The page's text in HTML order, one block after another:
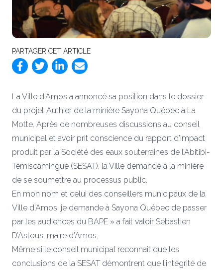
PARTAGER CET ARTICLE
La Ville d’Amos a annoncé sa position dans le dossier
du projet Authier de la minière Sayona Québec à La
Motte. Après de nombreuses discussions au conseil
municipal et avoir prit conscience du rapport d’impact
produit par la Société des eaux souterraines de l’Abitibi-
Témiscamingue (SESAT), la Ville demande à la minière
de se soumettre au processus public.
En mon nom et celui des conseillers municipaux de la
Ville d’Amos, je demande à Sayona Québec de passer
par les audiences du BAPE » a fait valoir Sébastien
D’Astous, maire d’Amos.
Même si le conseil municipal reconnait que les
conclusions de la SESAT démontrent que l’intégrité de